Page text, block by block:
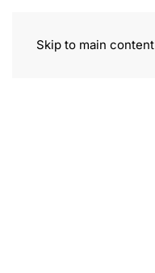
Skip to main content